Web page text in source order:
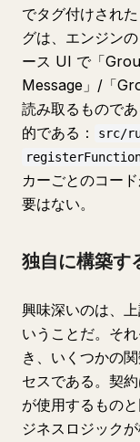
でタグ付けされ
グは、エンジンの
ース UI で「
Message」/「
読み取るもので
的である：
src/
カーごとのコー
要はない。
独自に構築す
興味深いのは、
いうことだ。そ
き、いくつかの
セスである。契
が使用するもの
ジネスロジック